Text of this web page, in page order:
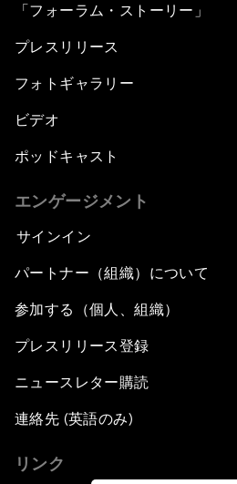
「フォーラム・ストーリー」
プレスリリース
フォトギャラリー
ビデオ
ポッドキャスト
エンゲージメント
サインイン
パートナー（組織）について
参加する（個人、組織）
プレスリリース登録
ニュースレター購読
連絡先 (英語のみ)
リンク